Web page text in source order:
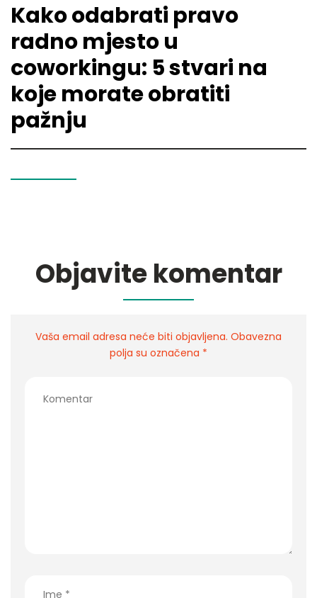
Kako odabrati pravo
radno mjesto u
coworkingu: 5 stvari na
koje morate obratiti
pažnju
Objavite komentar
Vaša email adresa neće biti objavljena. Obavezna
polja su označena *